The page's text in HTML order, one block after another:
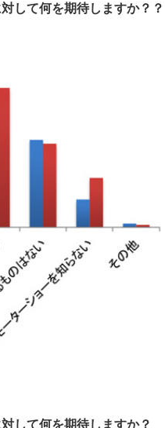
して何を期待しますか？
して何を期待しますか？